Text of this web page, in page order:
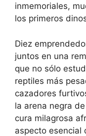
inmemoriales,
los primeros
Diez
juntos en una
que no sólo
reptiles más
cazadores
la arena negra
cura milagrosa
aspecto esencial